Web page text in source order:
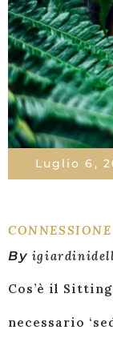
Luglio 6,
By
Cos’è il
necessario